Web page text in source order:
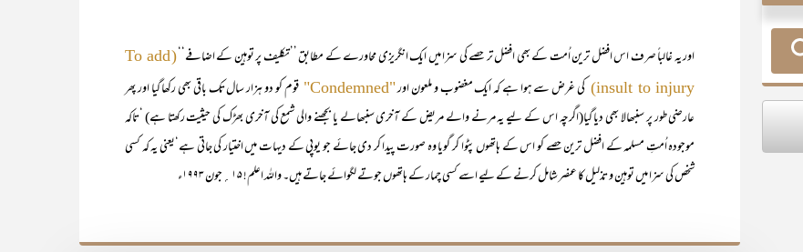
اور یہ غالباً صرف اس افضل ترین اُمت کے بھی افضل تر حصے کی سزا میں ایک انگریزی محاورے کے مطابق ’’تکلیف پر توہین کے اضافے‘‘ (To add
insult to injury) کی غرض سے ہوا ہے کہ ایک مغضوب و ملعون اور"Condemned"
قوم کو دو ہزار سال تک باقی بھی رکھا گیا اور پھر
عارضی طور پر سنبھالا بھی دیا گیا(اگرچہ اس کے لیے یہ مرنے والے مریض کے آخری سنبھالے یا بجھنے والی شمع کی آخری بھڑک کی حیثیت رکھتا ہے) ‘تاکہ
موجودہ اُمتِ مسلمہ کے افضل ترین حصے کو اس کے ہاتھوں پٹوا کر گویا وہ صورت پیدا کر دی جائے جو یوپی کے دیہات میں اختیار کی جاتی ہے‘یعنی یہ کہ کسی
شخص کی سزا میں توہین و تذلیل کا عنصر شامل کرنے کے لیے اسے کسی چمار کے ہاتھوں جوتے لگوائے جاتے ہیں۔ واللہ اعلم! ۱۵؍جون ۱۹۹۳ء